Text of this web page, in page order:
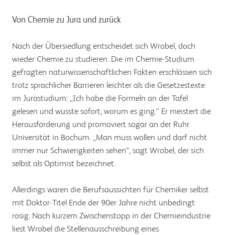
Von Chemie zu Jura und zurück
Nach der Übersiedlung entscheidet sich Wrobel, doch
wieder Chemie zu studieren. Die im Chemie-Studium
gefragten naturwissenschaftlichen Fakten erschlössen sich
trotz sprachlicher Barrieren leichter als die Gesetzestexte
im Jurastudium: „Ich habe die Formeln an der Tafel
gelesen und wusste sofort, worum es ging.“ Er meistert die
Herausforderung und promoviert sogar an der Ruhr
Universität in Bochum. „Man muss wollen und darf nicht
immer nur Schwierigkeiten sehen“, sagt Wrobel, der sich
selbst als Optimist bezeichnet.
Allerdings waren die Berufsaussichten für Chemiker selbst
mit Doktor-Titel Ende der 90er Jahre nicht unbedingt
rosig. Nach kurzem Zwischenstopp in der Chemieindustrie
liest Wrobel die Stellenausschreibung eines